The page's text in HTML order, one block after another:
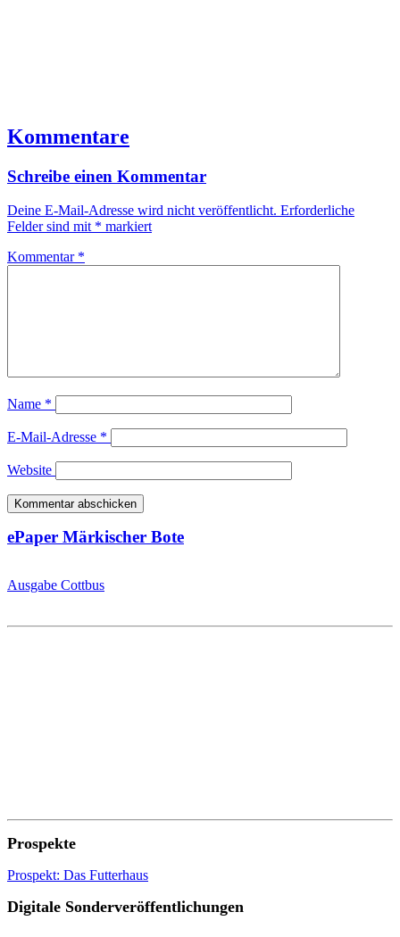
Kommentare
Schreibe einen Kommentar
Deine E-Mail-Adresse wird nicht veröffentlicht. Erforderliche
Felder sind mit * markiert
Kommentar *
Name *
E-Mail-Adresse *
Website
ePaper Märkischer Bote
Ausgabe Cottbus
Prospekte
Prospekt: Das Futterhaus
Digitale Sonderveröffentlichungen